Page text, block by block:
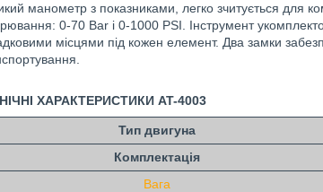
манометр з показниками, легко зчитується для
0-70 Bar і 0-1000 PSI. Інструмент
місцями під кожен елемент. Два замки
ХАРАКТЕРИСТИКИ AT-4003
Тип двигуна
Комплектація
Вага